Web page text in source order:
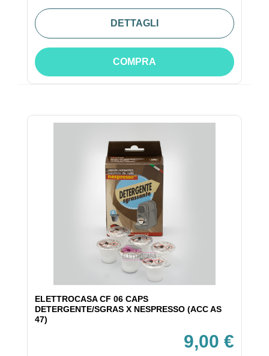
DETTAGLI
COMPRA
ELETTROCASA CF 06 CAPS
DETERGENTE/SGRAS X NESPRESSO (ACC AS
47)
9,00 €